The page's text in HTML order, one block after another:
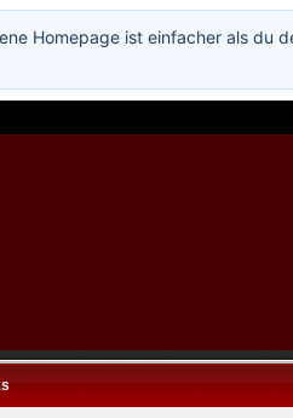
Homepage ist einfacher als du